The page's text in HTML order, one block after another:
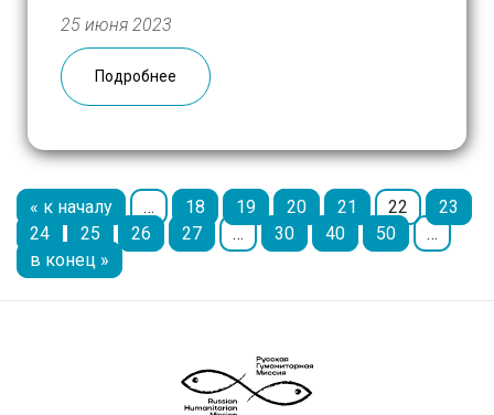
за три месяца в адрес оргкомитета
поступило 275 видеороликов с
декламацией стихов и прозы со всех
25 июня 2023
Подробнее
« к началу … 18 19 20 21 22
23
24
25 26 27 … 30 40 50
…
в конец »